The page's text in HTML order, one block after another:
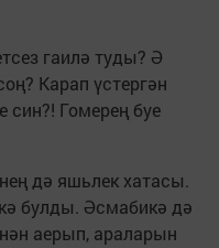
гаилә туды? Ә
Карап үстергән
син?! Гомерең буе
дә яшьлек хатасы.
булды. Әсмабикә дә
аерып, араларын